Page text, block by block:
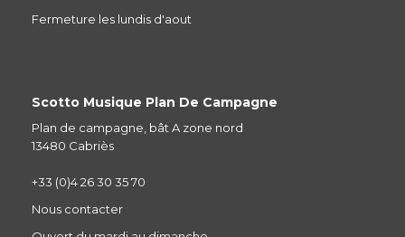
Fermeture les lundis d'aout
Scotto Musique Plan De Campagne
Plan de campagne, bât A zone nord
13480 Cabriès
+33 (0)4 26 30 35 70
Nous contacter